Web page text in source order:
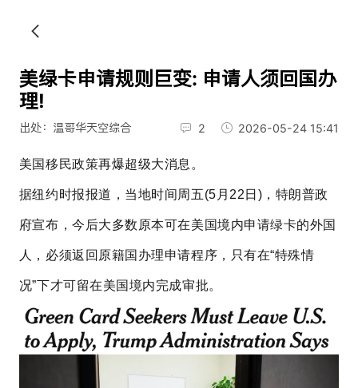
美绿卡申请规则巨变: 申请人须回国办
理!
出处：温哥华天空综合 2 2026-05-24 15:41
美国移民政策再爆超级大消息。
据纽约时报报道，当地时间周五(5月22日)，特朗普政
府宣布，今后大多数原本可在美国境内申请绿卡的外国
人，必须返回原籍国办理申请程序，只有在“特殊情
况”下才可留在美国境内完成审批。